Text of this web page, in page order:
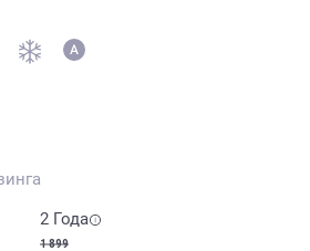
2 Года
1 899